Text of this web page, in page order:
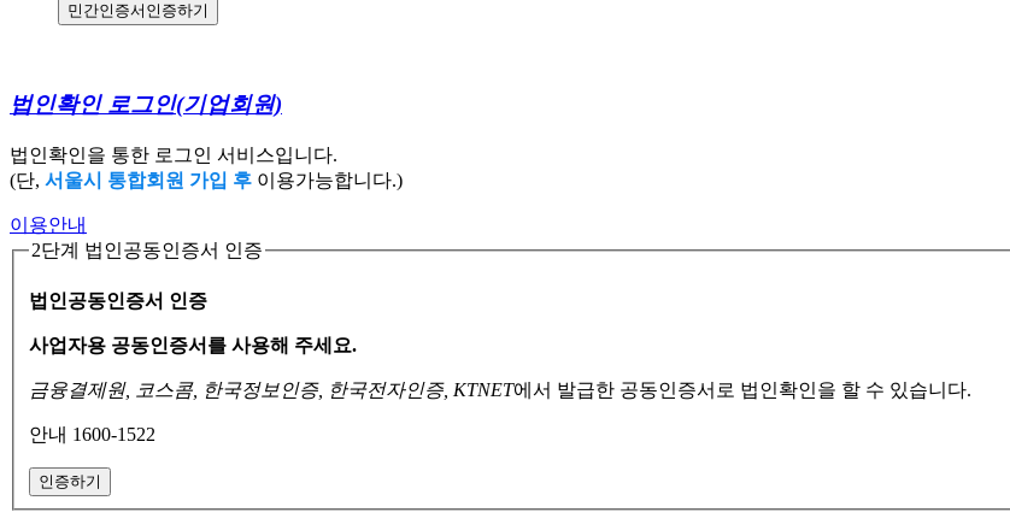
민간인증서 인증하기
법인확인 로그인(기업회원)
법인확인을 통한 로그인 서비스입니다.
(단, 서울시 통합회원 가입 후 이용가능합니다.)
이용안내
2단계 법인공동인증서 인증
법인공동인증서 인증
사업자용 공동인증서를 사용해 주세요.
금융결제원, 코스콤, 한국정보인증, 한국전자인증, KTNET에서 발급한 공동인증서로 법인확인을 할 수 있습니다.
안내 1600-1522
인증하기